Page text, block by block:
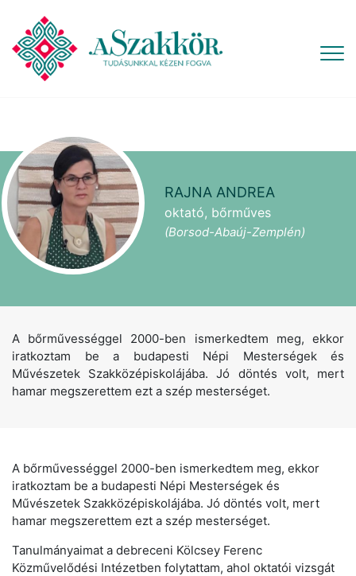
RAJNA ANDREA
oktató, bőrműves
(Borsod-Abaúj-Zemplén)
A bőrművességgel 2000-ben ismerkedtem meg, ekkor
iratkoztam be a budapesti Népi Mesterségek és
Művészetek Szakközépiskolájába. Jó döntés volt, mert
hamar megszerettem ezt a szép mesterséget.
A bőrművességgel 2000-ben ismerkedtem meg, ekkor
iratkoztam be a budapesti Népi Mesterségek és
Művészetek Szakközépiskolájába. Jó döntés volt, mert
hamar megszerettem ezt a szép mesterséget.
Tanulmányaimat a debreceni Kölcsey Ferenc
Közművelődési Intézetben folytattam, ahol oktatói vizsgát